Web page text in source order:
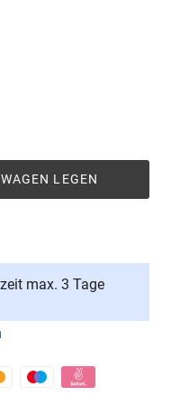
LEGEN
max. 3 Tage